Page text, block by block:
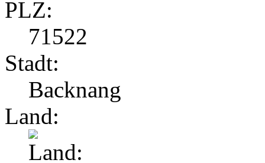
PLZ:
71522
Stadt:
Backnang
Land: